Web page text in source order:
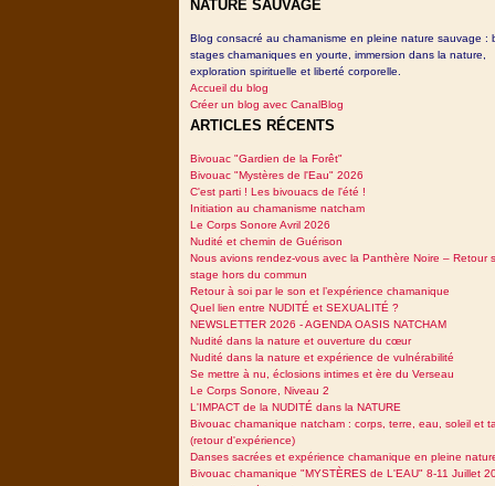
NATURE SAUVAGE
Blog consacré au chamanisme en pleine nature sauvage :
stages chamaniques en yourte, immersion dans la nature,
exploration spirituelle et liberté corporelle.
Accueil du blog
Créer un blog avec CanalBlog
ARTICLES RÉCENTS
Bivouac "Gardien de la Forêt"
Bivouac "Mystères de l'Eau" 2026
C'est parti ! Les bivouacs de l'été !
Initiation au chamanisme natcham
Le Corps Sonore Avril 2026
Nudité et chemin de Guérison
Nous avions rendez-vous avec la Panthère Noire – Retour
stage hors du commun
Retour à soi par le son et l’expérience chamanique
Quel lien entre NUDITÉ et SEXUALITÉ ?
NEWSLETTER 2026 - AGENDA OASIS NATCHAM
Nudité dans la nature et ouverture du cœur
Nudité dans la nature et expérience de vulnérabilité
Se mettre à nu, éclosions intimes et ère du Verseau
Le Corps Sonore, Niveau 2
L'IMPACT de la NUDITÉ dans la NATURE
Bivouac chamanique natcham : corps, terre, eau, soleil et
(retour d'expérience)
Danses sacrées et expérience chamanique en pleine
Bivouac chamanique "MYSTÈRES de L'EAU" 8-11 Juillet